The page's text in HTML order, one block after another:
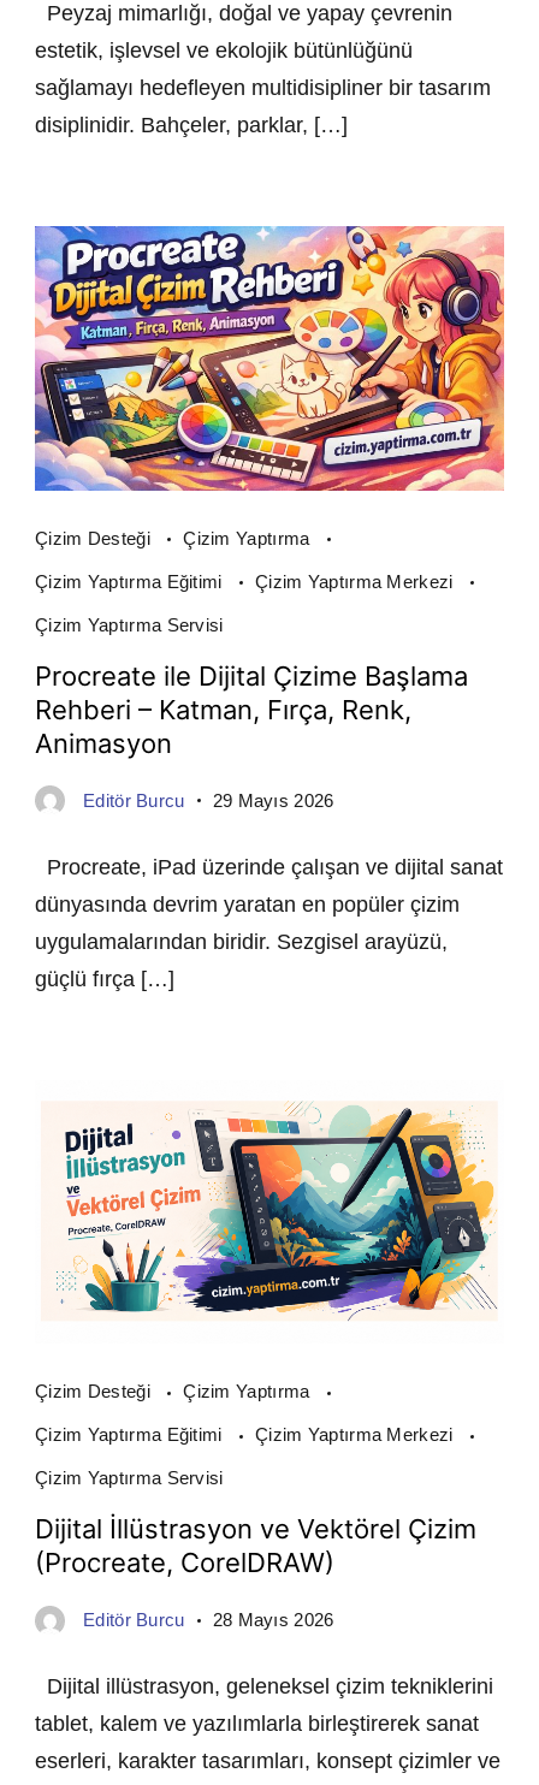
Peyzaj mimarlığı, doğal ve yapay çevrenin
estetik, işlevsel ve ekolojik bütünlüğünü
sağlamayı hedefleyen multidisipliner bir tasarım
disiplinidir. Bahçeler, parklar, […]
Çizim Desteği Çizim Yaptırma
Çizim Yaptırma Eğitimi Çizim Yaptırma Merkezi
Çizim Yaptırma Servisi
Procreate ile Dijital Çizime Başlama
Rehberi – Katman, Fırça, Renk,
Animasyon
Editör Burcu 29 Mayıs 2026
Procreate, iPad üzerinde çalışan ve dijital sanat
dünyasında devrim yaratan en popüler çizim
uygulamalarından biridir. Sezgisel arayüzü,
güçlü fırça […]
Çizim Desteği Çizim Yaptırma
Çizim Yaptırma Eğitimi Çizim Yaptırma Merkezi
Çizim Yaptırma Servisi
Dijital İllüstrasyon ve Vektörel Çizim
(Procreate, CorelDRAW)
Editör Burcu 28 Mayıs 2026
Dijital illüstrasyon, geleneksel çizim tekniklerini
tablet, kalem ve yazılımlarla birleştirerek sanat
eserleri, karakter tasarımları, konsept çizimler ve